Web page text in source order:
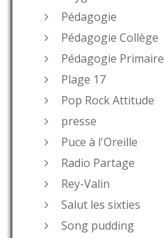
Pédagogie
Pédagogie Collège
Pédagogie Primaire
Plage 17
Pop Rock Attitude
presse
Puce à l'Oreille
Radio Partage
Rey-Valin
Salut les sixties
Song pudding